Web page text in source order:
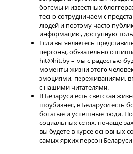
богемы и известных
тесно сотрудничаем с
людей и поэтому часто
информацию, доступную
Если вы являетесь
персоны, обязательно
hit@hit.by – мы с радостью
моменты жизни этого
эмоциями, переживаниями,
с нашими читателями.
В Беларуси есть светская
шоубизнес, в Беларуси есть
богатые и успешные люди.
социальных сетях, почаще
вы будете в курсе основных
самых ярких персон Беларуси.